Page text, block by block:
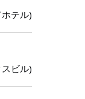
テル)
ビル)